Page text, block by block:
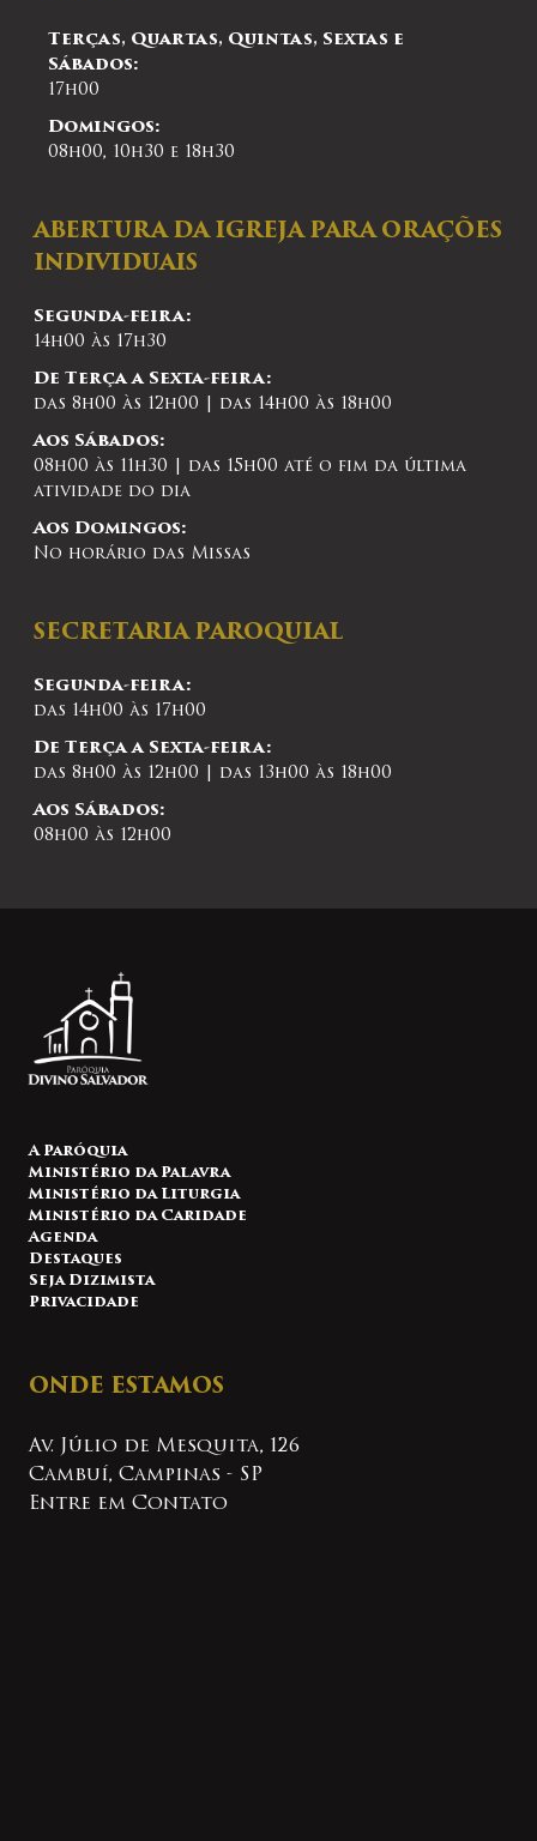
Terças, Quartas, Quintas, Sextas e
Sábados:
17h00
Domingos:
08h00, 10h30 e 18h30
ABERTURA DA IGREJA PARA ORAÇÕES
INDIVIDUAIS
Segunda-feira:
14h00 às 17h30
De Terça a Sexta-feira:
das 8h00 às 12h00 | das 14h00 às 18h00
Aos Sábados:
08h00 às 11h30 | das 15h00 até o fim da última
atividade do dia
Aos Domingos:
No horário das Missas
SECRETARIA PAROQUIAL
Segunda-feira:
das 14h00 às 17h00
De Terça a Sexta-feira:
das 8h00 às 12h00 | das 13h00 às 18h00
Aos Sábados:
08h00 às 12h00
A Paróquia
Ministério da Palavra
Ministério da Liturgia
Ministério da Caridade
Agenda
Destaques
Seja Dizimista
Privacidade
ONDE ESTAMOS
Av. Júlio de Mesquita, 126
Cambuí, Campinas - SP
Entre em Contato